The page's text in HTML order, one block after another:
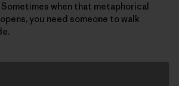
when that metaphorical
you need someone to walk